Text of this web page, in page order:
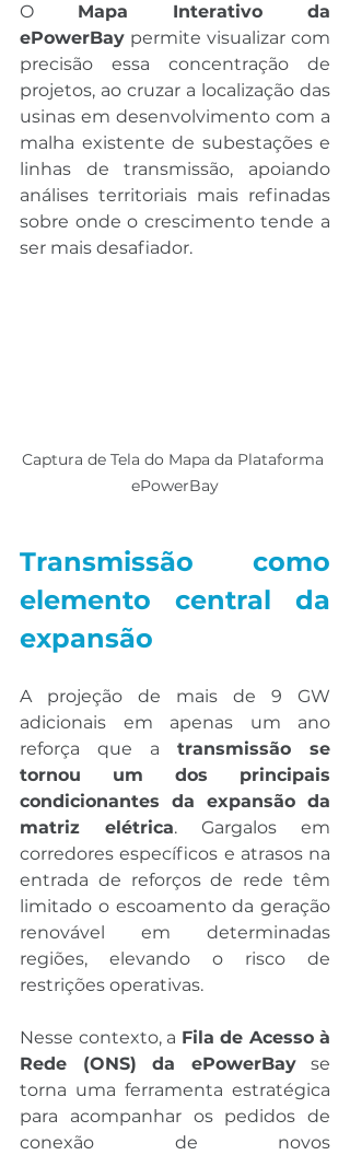
O Mapa Interativo da
ePowerBay permite visualizar com
precisão essa concentração de
projetos, ao cruzar a localização das
usinas em desenvolvimento com a
malha existente de subestações e
linhas de transmissão, apoiando
análises territoriais mais refinadas
sobre onde o crescimento tende a
ser mais desafiador.
Captura de Tela do Mapa da Plataforma
ePowerBay
Transmissão como
elemento central da
expansão
A projeção de mais de 9 GW
adicionais em apenas um ano
reforça que a transmissão se
tornou um dos principais
condicionantes da expansão da
matriz elétrica. Gargalos em
corredores específicos e atrasos na
entrada de reforços de rede têm
limitado o escoamento da geração
renovável em determinadas
regiões, elevando o risco de
restrições operativas.
Nesse contexto, a Fila de Acesso à
Rede (ONS) da ePowerBay se
torna uma ferramenta estratégica
para acompanhar os pedidos de
conexão de novos